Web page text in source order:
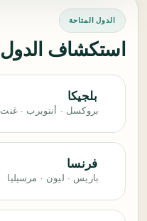
الدول المتاحة
استكشاف الدول
بلجيكا
بروكسل · أنتويرب · غنت
فرنسا
باريس · ليون · مرسيليا